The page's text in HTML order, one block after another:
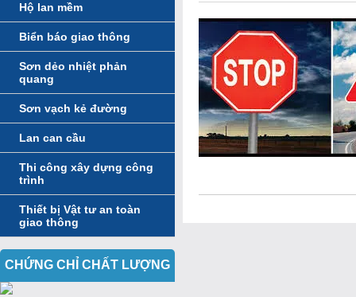
Hộ lan mềm
Biển báo giao thông
Sơn dẻo nhiệt phản
quang
Sơn vạch kẻ đường
Lan can cầu
Thi công xây dựng công
trình
Thiết bị Vật tư an toàn
giao thông
CHỨNG CHỈ CHẤT LƯỢNG